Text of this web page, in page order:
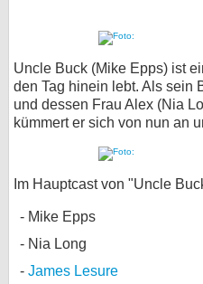
Uncle Buck (Mike Epps) ist
den Tag hinein lebt. Als sein
und dessen Frau Alex (Nia
kümmert er sich von nun an
Im Hauptcast von "Uncle
Mike Epps
Nia Long
James Lesure